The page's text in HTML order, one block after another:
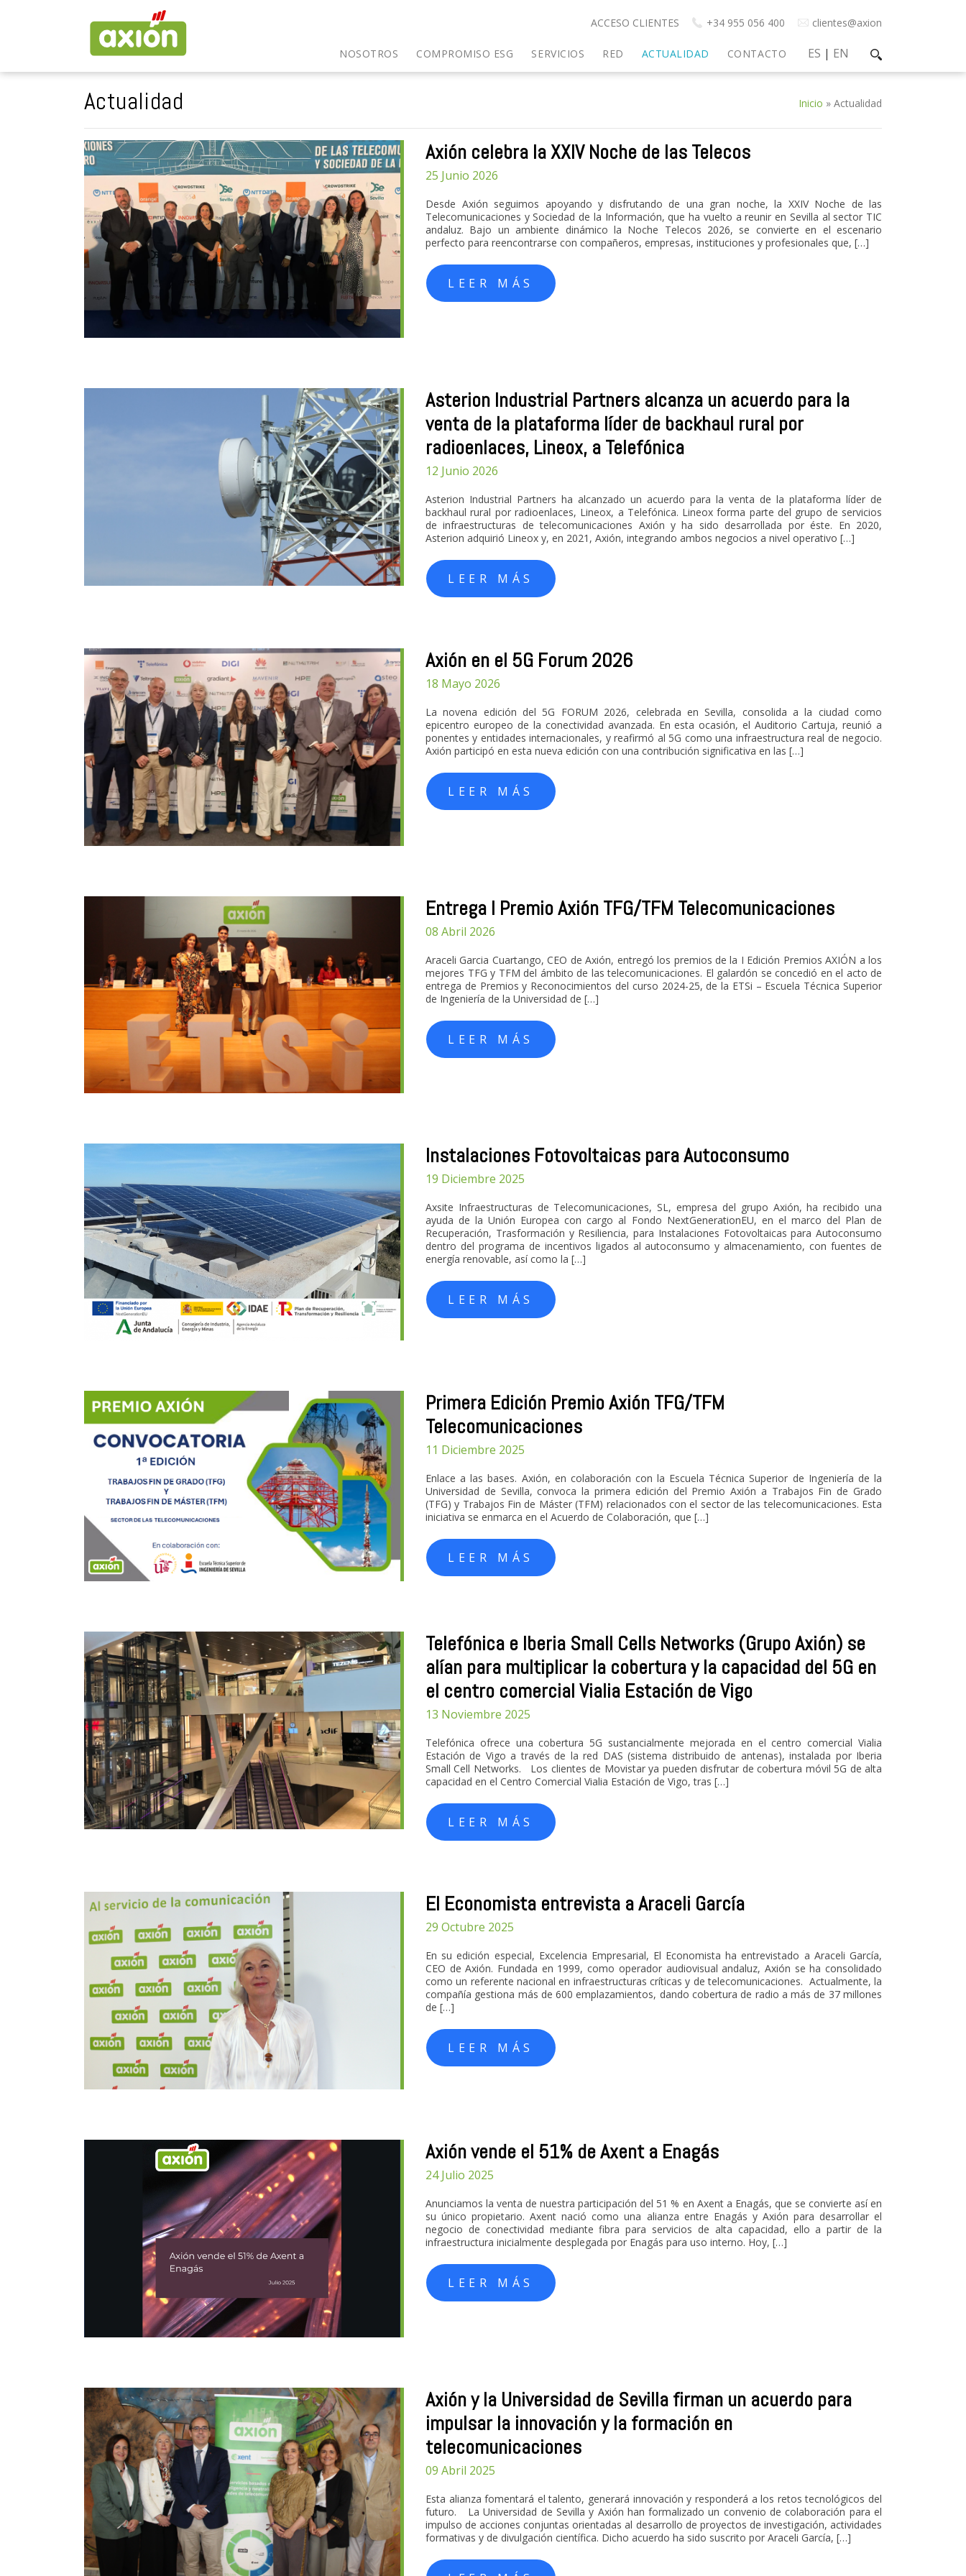
clientes@axion
+34 955 056 400
ACCESO CLIENTES
ES | EN
NOSOTROS COMPROMISO ESG SERVICIOS RED ACTUALIDAD CONTACTO
Actualidad Inicio » Actualidad
Axión celebra la XXIV Noche de las Telecos
25 Junio 2026
Desde Axión seguimos apoyando y disfrutando de una gran noche, la XXIV Noche de las
Telecomunicaciones y Sociedad de la Información, que ha vuelto a reunir en Sevilla al sector TIC
andaluz. Bajo un ambiente dinámico la Noche Telecos 2026, se convierte en el escenario
perfecto para reencontrarse con compañeros, empresas, instituciones y profesionales que, […]
LEER MÁS
Asterion Industrial Partners alcanza un acuerdo para la
venta de la plataforma líder de backhaul rural por
radioenlaces, Lineox, a Telefónica
12 Junio 2026
Asterion Industrial Partners ha alcanzado un acuerdo para la venta de la plataforma líder de
backhaul rural por radioenlaces, Lineox, a Telefónica. Lineox forma parte del grupo de servicios
de infraestructuras de telecomunicaciones Axión y ha sido desarrollada por éste. En 2020,
Asterion adquirió Lineox y, en 2021, Axión, integrando ambos negocios a nivel operativo […]
LEER MÁS
Axión en el 5G Forum 2026
18 Mayo 2026
La novena edición del 5G FORUM 2026, celebrada en Sevilla, consolida a la ciudad como
epicentro europeo de la conectividad avanzada. En esta ocasión, el Auditorio Cartuja, reunió a
ponentes y entidades internacionales, y reafirmó al 5G como una infraestructura real de negocio.
Axión participó en esta nueva edición con una contribución significativa en las […]
LEER MÁS
Entrega I Premio Axión TFG/TFM Telecomunicaciones
08 Abril 2026
Araceli Garcia Cuartango, CEO de Axión, entregó los premios de la I Edición Premios AXIÓN a los
mejores TFG y TFM del ámbito de las telecomunicaciones. El galardón se concedió en el acto de
entrega de Premios y Reconocimientos del curso 2024-25, de la ETSi – Escuela Técnica Superior
de Ingeniería de la Universidad de […]
LEER MÁS
Instalaciones Fotovoltaicas para Autoconsumo
19 Diciembre 2025
Axsite Infraestructuras de Telecomunicaciones, SL, empresa del grupo Axión, ha recibido una
ayuda de la Unión Europea con cargo al Fondo NextGenerationEU, en el marco del Plan de
Recuperación, Trasformación y Resiliencia, para Instalaciones Fotovoltaicas para Autoconsumo
dentro del programa de incentivos ligados al autoconsumo y almacenamiento, con fuentes de
energía renovable, así como la […]
LEER MÁS
Primera Edición Premio Axión TFG/TFM
Telecomunicaciones
11 Diciembre 2025
Enlace a las bases. Axión, en colaboración con la Escuela Técnica Superior de Ingeniería de la
Universidad de Sevilla, convoca la primera edición del Premio Axión a Trabajos Fin de Grado
(TFG) y Trabajos Fin de Máster (TFM) relacionados con el sector de las telecomunicaciones. Esta
iniciativa se enmarca en el Acuerdo de Colaboración, que […]
LEER MÁS
Telefónica e Iberia Small Cells Networks (Grupo Axión) se
alían para multiplicar la cobertura y la capacidad del 5G en
el centro comercial Vialia Estación de Vigo
13 Noviembre 2025
Telefónica ofrece una cobertura 5G sustancialmente mejorada en el centro comercial Vialia
Estación de Vigo a través de la red DAS (sistema distribuido de antenas), instalada por Iberia
Small Cell Networks. Los clientes de Movistar ya pueden disfrutar de cobertura móvil 5G de alta
capacidad en el Centro Comercial Vialia Estación de Vigo, tras […]
LEER MÁS
El Economista entrevista a Araceli García
29 Octubre 2025
En su edición especial, Excelencia Empresarial, El Economista ha entrevistado a Araceli García,
CEO de Axión. Fundada en 1999, como operador audiovisual andaluz, Axión se ha consolidado
como un referente nacional en infraestructuras críticas y de telecomunicaciones. Actualmente, la
compañía gestiona más de 600 emplazamientos, dando cobertura de radio a más de 37 millones
de […]
LEER MÁS
Axión vende el 51% de Axent a Enagás
24 Julio 2025
Anunciamos la venta de nuestra participación del 51 % en Axent a Enagás, que se convierte así en
su único propietario. Axent nació como una alianza entre Enagás y Axión para desarrollar el
negocio de conectividad mediante fibra para servicios de alta capacidad, ello a partir de la
infraestructura inicialmente desplegada por Enagás para uso interno. Hoy, […]
LEER MÁS
Axión y la Universidad de Sevilla firman un acuerdo para
impulsar la innovación y la formación en
telecomunicaciones
09 Abril 2025
Esta alianza fomentará el talento, generará innovación y responderá a los retos tecnológicos del
futuro. La Universidad de Sevilla y Axión han formalizado un convenio de colaboración para el
impulso de acciones conjuntas orientadas al desarrollo de proyectos de investigación, actividades
formativas y de divulgación científica. Dicho acuerdo ha sido suscrito por Araceli García, […]